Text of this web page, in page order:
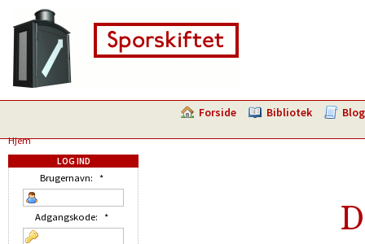
Forside Bibliotek Blog
Hjem
LOG IND
Brugernavn: *
Adgangskode: *